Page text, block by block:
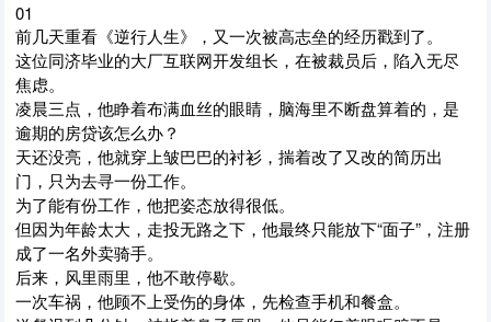
01
前几天重看《逆行人生》，又一次被高志垒的经历戳到了。
这位同济毕业的大厂互联网开发组长，在被裁员后，陷入无尽
焦虑。
凌晨三点，他睁着布满血丝的眼睛，脑海里不断盘算着的，是
逾期的房贷该怎么办？
天还没亮，他就穿上皱巴巴的衬衫，揣着改了又改的简历出
门，只为去寻一份工作。
为了能有份工作，他把姿态放得很低。
但因为年龄太大，走投无路之下，他最终只能放下“面子”，注册
成了一名外卖骑手。
后来，风里雨里，他不敢停歇。
一次车祸，他顾不上受伤的身体，先检查手机和餐盒。